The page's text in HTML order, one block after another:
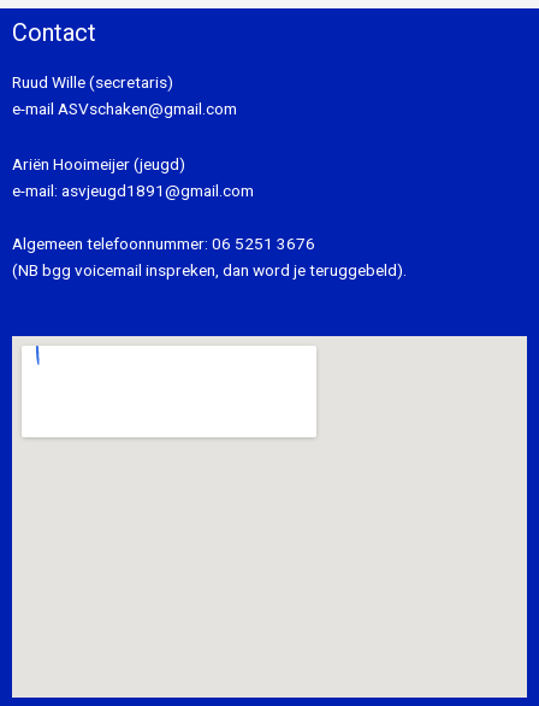
Contact
Ruud Wille (secretaris)
e-mail ASVschaken@gmail.com
Ariën Hooimeijer (jeugd)
e-mail: asvjeugd1891@gmail.com
Algemeen telefoonnummer: 06 5251 3676
(NB bgg voicemail inspreken, dan word je teruggebeld).